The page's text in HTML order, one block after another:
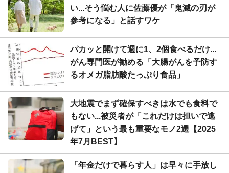
い...そう悩む人に佐藤優が「鬼滅の刃が
参考になる」と話すワケ
パカッと開けて週に1、2個食べるだけ...
がん専門医が勧める「大腸がんを予防す
るオメガ脂肪酸たっぷり食品」
大地震でまず確保すべきは水でも食料で
もない...被災者が「これだけは担いで逃
げて」という最も重要なモノ2選【2025
年7月BEST】
「年金だけで暮らす人」は早々に手放し